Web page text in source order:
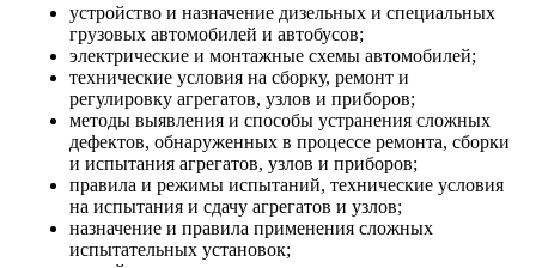
устройство и назначение дизельных и специальных
грузовых автомобилей и автобусов;
электрические и монтажные схемы автомобилей;
технические условия на сборку, ремонт и
регулировку агрегатов, узлов и приборов;
методы выявления и способы устранения сложных
дефектов, обнаруженных в процессе ремонта, сборки
и испытания агрегатов, узлов и приборов;
правила и режимы испытаний, технические условия
на испытания и сдачу агрегатов и узлов;
назначение и правила применения сложных
испытательных установок;